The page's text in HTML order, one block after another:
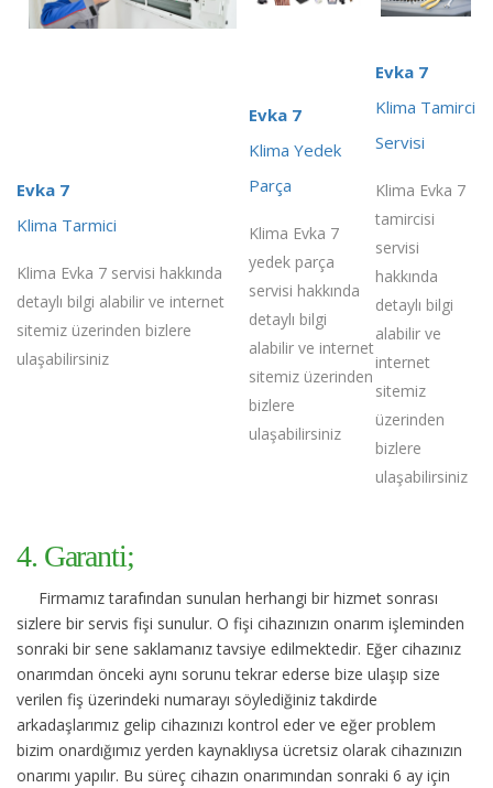
Evka 7
Klima Tarmici
Klima Evka 7 servisi hakkında
detaylı bilgi alabilir ve internet
sitemiz üzerinden bizlere
ulaşabilirsiniz
Evka 7
Klima Yedek
Parça
Klima Evka 7
yedek parça
servisi hakkında
detaylı bilgi
alabilir ve internet
sitemiz üzerinden
bizlere
ulaşabilirsiniz
Evka 7
Klima Tamirci
Servisi
Klima Evka 7
tamircisi
servisi
hakkında
detaylı bilgi
alabilir ve
internet
sitemiz
üzerinden
bizlere
ulaşabilirsiniz
4. Garanti;
Firmamız tarafından sunulan herhangi bir hizmet sonrası
sizlere bir servis fişi sunulur. O fişi cihazınızın onarım işleminden
sonraki bir sene saklamanız tavsiye edilmektedir. Eğer cihazınız
onarımdan önceki aynı sorunu tekrar ederse bize ulaşıp size
verilen fiş üzerindeki numarayı söylediğiniz takdirde
arkadaşlarımız gelip cihazınızı kontrol eder ve eğer problem
bizim onardığımız yerden kaynaklıysa ücretsiz olarak cihazınızın
onarımı yapılır. Bu süreç cihazın onarımından sonraki 6 ay için